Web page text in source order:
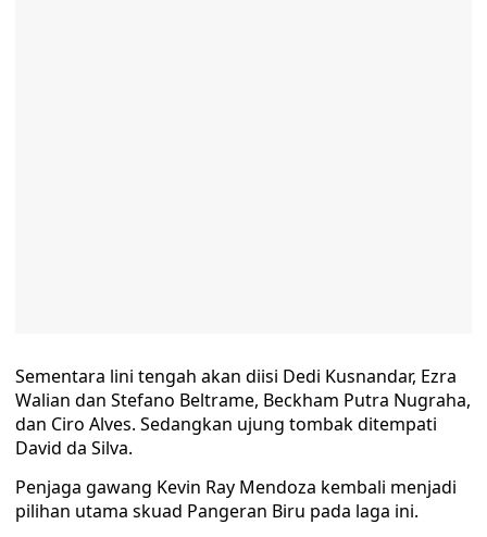
Sementara lini tengah akan diisi Dedi Kusnandar, Ezra
Walian dan Stefano Beltrame, Beckham Putra Nugraha,
dan Ciro Alves. Sedangkan ujung tombak ditempati
David da Silva.
Penjaga gawang Kevin Ray Mendoza kembali menjadi
pilihan utama skuad Pangeran Biru pada laga ini.